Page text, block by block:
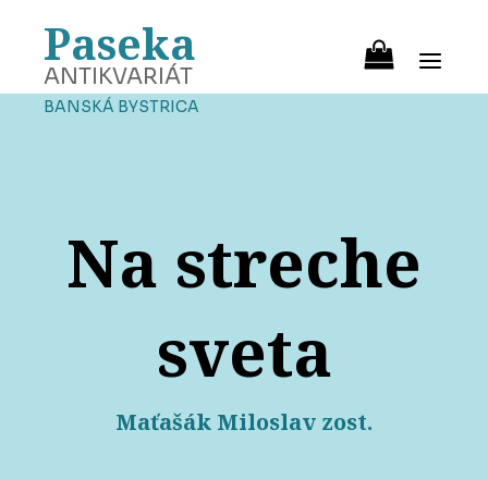
Paseka
ANTIKVARIÁT
BANSKÁ BYSTRICA
Na streche
sveta
Maťašák Miloslav zost.